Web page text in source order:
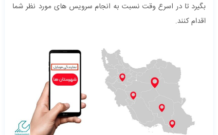
بگیرد تا در اسرع وقت نسبت به انجام سرویس های مورد نظر شما
اقدام کنند.